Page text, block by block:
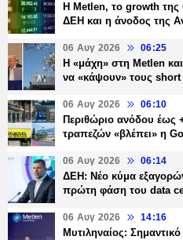
H Metlen, το growth της
ΔΕΗ και η άνοδος της
06 Αυγ 2026 06:25
H «μάχη» στη Metlen
να «κάψουν» τους short
06 Αυγ 2026 06:10
Περιθώριο ανόδου έως
τραπεζών «βλέπει» η
06 Αυγ 2026 06:14
ΔΕΗ: Νέο κύμα
πρώτη φάση του data
06 Αυγ 2026 14:16
Μυτιληναίος: